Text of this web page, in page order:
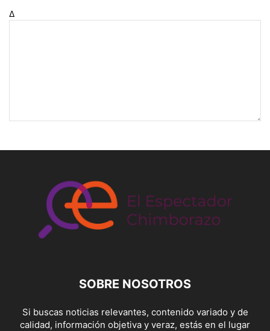
Δ
SOBRE NOSOTROS
Si buscas noticias relevantes, contenido variado y de
calidad, información objetiva y veraz, estás en el lugar